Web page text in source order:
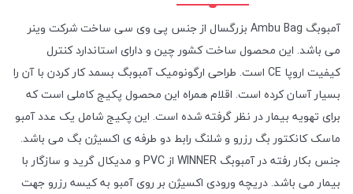
آمبوبگ Ambu Bag بزرگسال از جنس پی وی سی ساخت شرکت وینر
می باشد. این محصول ساخت کشور چین و دارای استاندارد کنترل
کیفیت اروپا CE است. طراحی ارگونومیک آمبوبگ بسمد کار کردن با آن را
بسیار آسان کرده است. اقلام همراه این محصول پکیج کاملی است که
برای تهویه بیمار در نظر گرفته شده است. این پکیج شامل یک عدد آمبو
ماسک کانکتور بگ رزرو و شلنگ رابط دو طرفه ی اکسیژن بگ می باشد.
جنس بکار رفته در آمبوبگ WINNER از PVC و مدیکال گرید و سازگار با
بیمار می باشد. دریچه ورودی اکسیژن بر روی آمبو به کیسه رزرو جهت